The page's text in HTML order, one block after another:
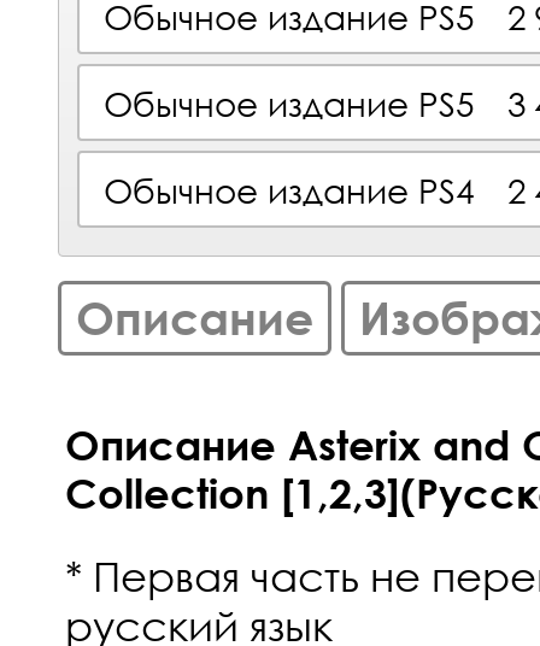
Обычное издание PS5 2
Обычное издание PS5 3
Обычное издание PS4 2
Описание
Описание Asterix and
Collection
* Первая часть не
русский язык